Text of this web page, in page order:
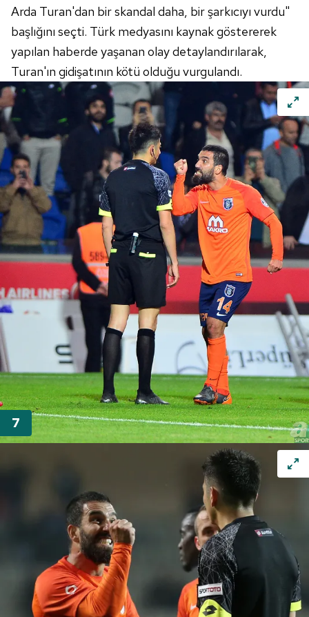
Arda Turan'dan bir skandal daha, bir şarkıcıyı vurdu"
başlığını seçti. Türk medyasını kaynak göstererek
yapılan haberde yaşanan olay detaylandırılarak,
Turan'ın gidişatının kötü olduğu vurgulandı.